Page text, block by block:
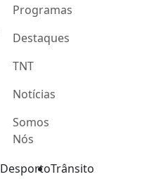
Programas
Destaques
TNT
Notícias
Somos
Nós
DesportoTrânsito